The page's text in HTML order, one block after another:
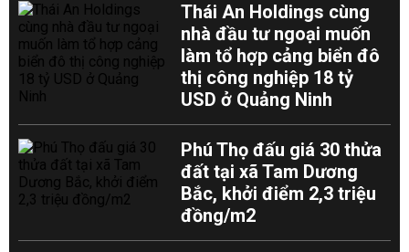
Thái An Holdings cùng
nhà đầu tư ngoại muốn
làm tổ hợp cảng biển đô
thị công nghiệp 18 tỷ
USD ở Quảng Ninh
Phú Thọ đấu giá 30 thửa
đất tại xã Tam Dương
Bắc, khởi điểm 2,3 triệu
đồng/m2